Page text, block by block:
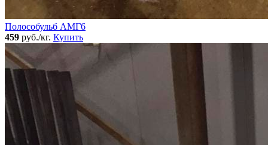
Полособульб АМГ6
459 руб./кг. Купить